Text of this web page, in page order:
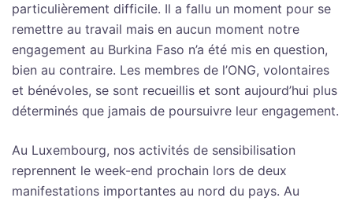
particulièrement difficile. Il a fallu un moment pour se
remettre au travail mais en aucun moment notre
engagement au Burkina Faso n’a été mis en question,
bien au contraire. Les membres de l’ONG, volontaires
et bénévoles, se sont recueillis et sont aujourd’hui plus
déterminés que jamais de poursuivre leur engagement.
Au Luxembourg, nos activités de sensibilisation
reprennent le week-end prochain lors de deux
manifestations importantes au nord du pays. Au